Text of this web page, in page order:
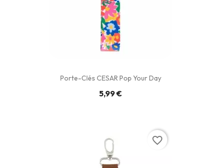
Porte-Clés CESAR Pop Your Day
5,99 €
favorite_border